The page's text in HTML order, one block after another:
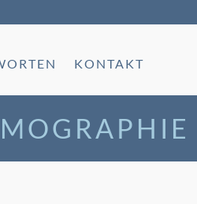
KONTAKT